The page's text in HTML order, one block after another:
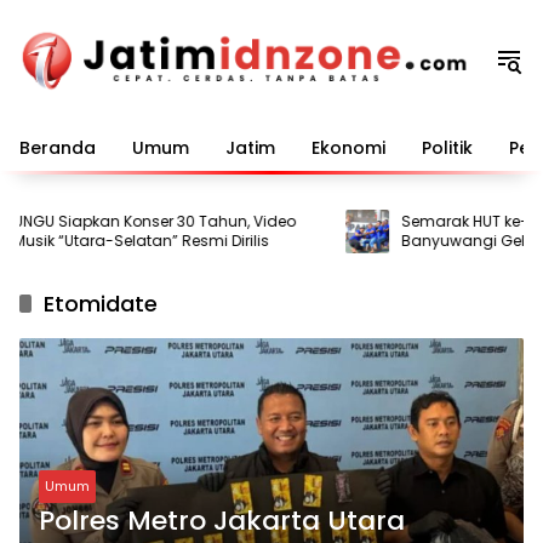
konten
Beranda Umum Jatim Ekonomi Politik
Siapkan Konser 30 Tahun, Video
“Utara-Selatan” Resmi Dirilis
Semarak HUT ke-81
Banyuwangi Gelar
bagi Warga Binaan
Etomidate
Umum
Polres Metro Jakarta Utara